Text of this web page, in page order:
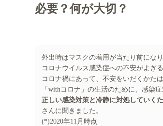
必要？何が大切？
外出時はマスクの着用が当たり前にな
コロナウイルス感染症への不安がよぎる
コロナ禍にあって、不安をいだくかた
「withコロナ」の生活のために、感染
正しい感染対策と冷静に対処していく
さんに聞きました。
(*)2020年11月時点